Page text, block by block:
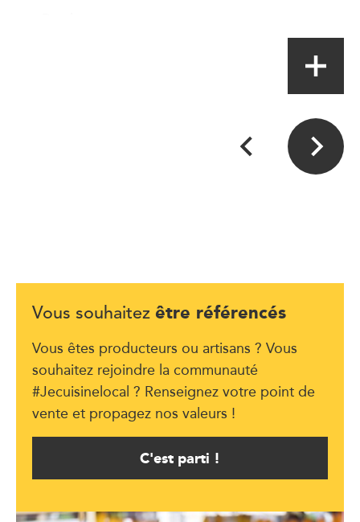
Vous souhaitez être référencés
Vous êtes producteurs ou artisans ? Vous
souhaitez rejoindre la communauté
#Jecuisinelocal ? Renseignez votre point de
vente et propagez nos valeurs !
C'est parti !